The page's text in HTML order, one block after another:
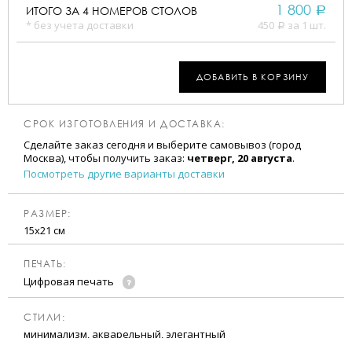
ИТОГО ЗА 4 НОМЕРОВ СТОЛОВ
* без учета доставки
1 800 a
450 a за 1 шт.
ДОБАВИТЬ В КОРЗИНУ
СРОК ИЗГОТОВЛЕНИЯ И ДОСТАВКА:
Сделайте заказ сегодня и выберите самовывоз (город
Москва), чтобы получить заказ: четверг, 20 августа.
Посмотреть другие варианты доставки
РАЗМЕР:
15х21 см
ПЕЧАТЬ:
Цифровая печать
CТИЛИ:
минимализм, акварельный, элегантный